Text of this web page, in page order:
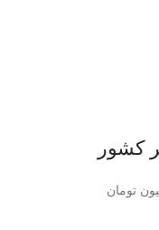
کشور